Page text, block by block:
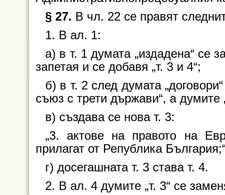
§ 27. В чл. 22 се правят
1. В ал. 1:
а) в т. 1 думата „издадена“ се
запетая и се добавя „т. 3 и 4“;
б) в т. 2 след думата
съюз с трети държави“, а думите
в) създава се нова т. 3:
„3. актове на правото на
прилагат от Република
г) досегашната т. 3 става т. 4.
2. В ал. 4 думите „т. 3“ се